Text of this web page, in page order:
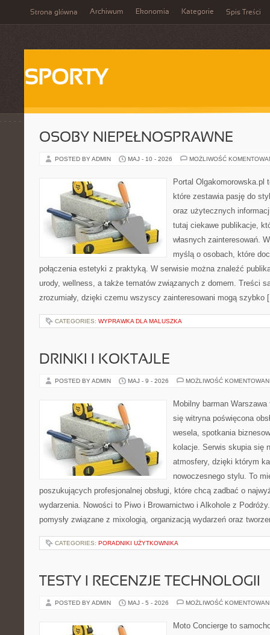
Strona główna Archiwum Ekonomia Kategorie Spis Treści
SPORTY
OSOBY NIEPEŁNOSPRAWNE
POSTED BY ADMIN MAJ - 10 - 2026 MOŻLIWOŚĆ
Portal Olgakomorowska.pl
które zestawia pasję do
oraz użytecznych
tutaj ciekawe publikacje,
własnych zainteresowań.
myślą o osobach, które
połączenia estetyki z praktyką. W serwisie można znaleźć
urody, wellness, a także tematów związanych z domem. Treści
zrozumiały, dzięki czemu wszyscy zainteresowani mogą szybko
CATEGORIES: WYPRAWKA DLA MALUSZKA
DRINKI I KOKTAJLE
POSTED BY ADMIN MAJ - 9 - 2026 MOŻLIWOŚĆ
Mobilny barman
się witryna poświęcona
wesela, spotkania
kolacje. Serwis skupia się
atmosfery, dzięki którym
nowoczesnego stylu. To
poszukujących profesjonalnej obsługi, które chcą zadbać o
wydarzenia. Nowości to Piwo i Browarnictwo i Alkohole z
pomysły związane z mixologią, organizacją wydarzeń oraz
CATEGORIES: PORADNIKI UŻYTKOWNIKA
TESTY I RECENZJE TECHNOLOGII
POSTED BY ADMIN MAJ - 5 - 2026 MOŻLIWOŚĆ
Moto Concierge to